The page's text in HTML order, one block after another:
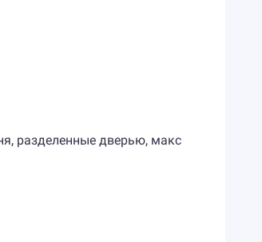
разделенные дверью, макс